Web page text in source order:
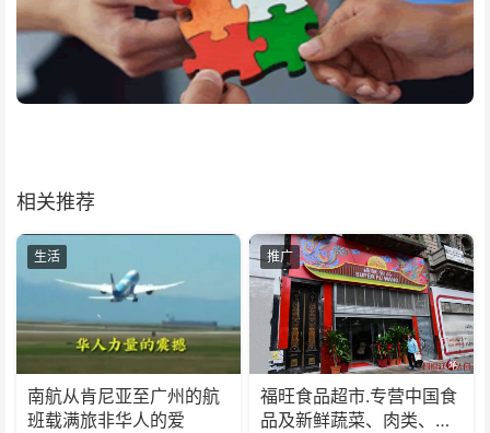
相关推荐
生活
南航从肯尼亚至广州的航
班载满旅非华人的爱
推广
福旺食品超市.专营中国食
品及新鲜蔬菜、肉类、